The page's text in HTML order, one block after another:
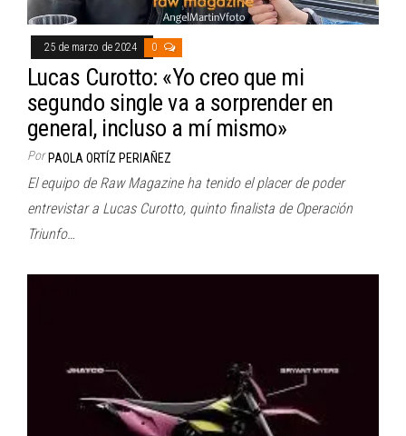
25 de marzo de 2024 0
Lucas Curotto: «Yo creo que mi
segundo single va a sorprender en
general, incluso a mí mismo»
Por PAOLA ORTÍZ PERIAÑEZ
El equipo de Raw Magazine ha tenido el placer de poder
entrevistar a Lucas Curotto, quinto finalista de Operación
Triunfo…